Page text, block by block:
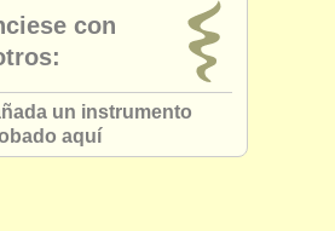
con
un instrumento
aquí